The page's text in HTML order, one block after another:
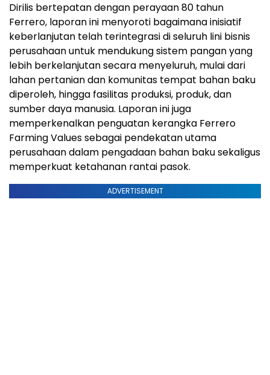
Dirilis bertepatan dengan perayaan 80 tahun
Ferrero, laporan ini menyoroti bagaimana inisiatif
keberlanjutan telah terintegrasi di seluruh lini bisnis
perusahaan untuk mendukung sistem pangan yang
lebih berkelanjutan secara menyeluruh, mulai dari
lahan pertanian dan komunitas tempat bahan baku
diperoleh, hingga fasilitas produksi, produk, dan
sumber daya manusia. Laporan ini juga
memperkenalkan penguatan kerangka Ferrero
Farming Values sebagai pendekatan utama
perusahaan dalam pengadaan bahan baku sekaligus
memperkuat ketahanan rantai pasok.
ADVERTISEMENT